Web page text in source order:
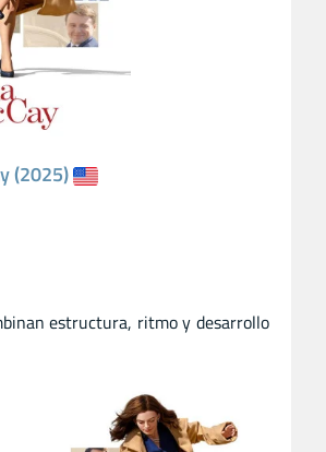
(2025)
estructura, ritmo y desarrollo